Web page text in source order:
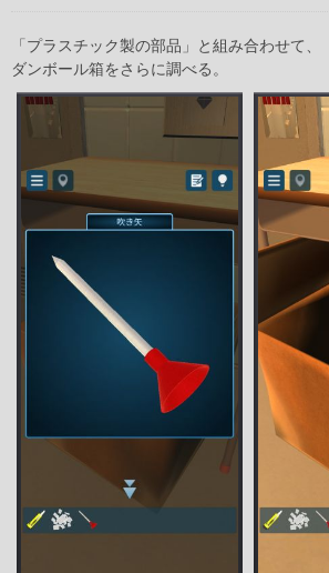
「プラスチック製の部品」と組み合わせて、
ダンボール箱をさらに調べる。